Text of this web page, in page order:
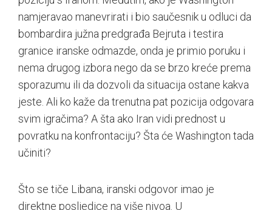
namjeravao manevrirati i bio saučesnik u odluci da
bombardira južna predgrađa Bejruta i testira
granice iranske odmazde, onda je primio poruku i
nema drugog izbora nego da se brzo kreće prema
sporazumu ili da dozvoli da situacija ostane kakva
jeste. Ali ko kaže da trenutna pat pozicija odgovara
svim igračima? A šta ako Iran vidi prednost u
povratku na konfrontaciju? Šta će Washington tada
učiniti?
Što se tiče Libana, iranski odgovor imao je
direktne posljedice na više nivoa. U